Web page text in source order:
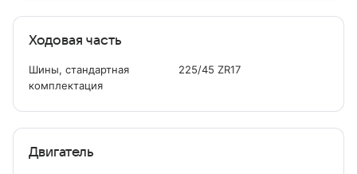
Ходовая часть
Шины, стандартная
комплектация
225/45 ZR17
Двигатель